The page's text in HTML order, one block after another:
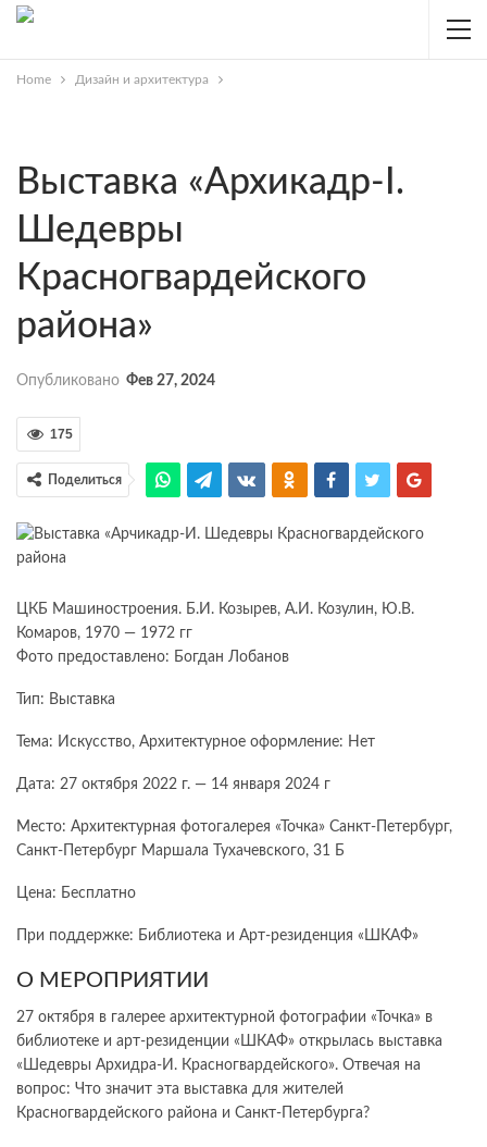
Home Дизайн и архитектура
Выставка «Архикадр-I.
Шедевры
Красногвардейского
района»
Опубликовано Фев 27, 2024
175
Поделиться
ЦКБ Машиностроения. Б.И. Козырев, А.И. Козулин, Ю.В.
Комаров, 1970 — 1972 гг
Фото предоставлено: Богдан Лобанов
Тип: Выставка
Тема: Искусство, Архитектурное оформление: Нет
Дата: 27 октября 2022 г. — 14 января 2024 г
Место: Архитектурная фотогалерея «Точка» Санкт-Петербург,
Санкт-Петербург Маршала Тухачевского, 31 Б
Цена: Бесплатно
При поддержке: Библиотека и Арт-резиденция «ШКАФ»
О МЕРОПРИЯТИИ
27 октября в галерее архитектурной фотографии «Точка» в
библиотеке и арт-резиденции «ШКАФ» открылась выставка
«Шедевры Архидра-И. Красногвардейского». Отвечая на
вопрос: Что значит эта выставка для жителей
Красногвардейского района и Санкт-Петербурга?